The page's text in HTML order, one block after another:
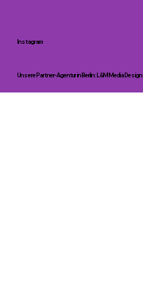
Instagram
Unsere Partner-Agentur in Berlin: L&M Media Design